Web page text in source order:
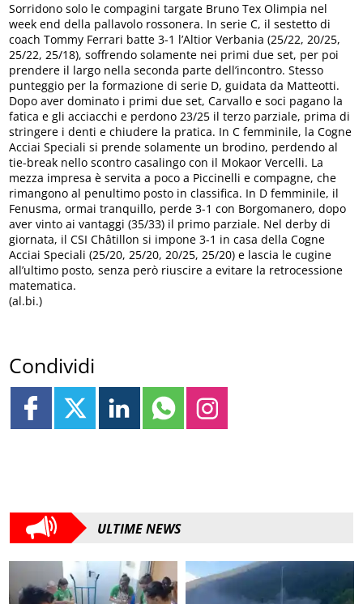
Sorridono solo le compagini targate Bruno Tex Olimpia nel
week end della pallavolo rossonera. In serie C, il sestetto di
coach Tommy Ferrari batte 3-1 l’Altior Verbania (25/22, 20/25,
25/22, 25/18), soffrendo solamente nei primi due set, per poi
prendere il largo nella seconda parte dell’incontro. Stesso
punteggio per la formazione di serie D, guidata da Matteotti.
Dopo aver dominato i primi due set, Carvallo e soci pagano la
fatica e gli acciacchi e perdono 23/25 il terzo parziale, prima di
stringere i denti e chiudere la pratica. In C femminile, la Cogne
Acciai Speciali si prende solamente un brodino, perdendo al
tie-break nello scontro casalingo con il Mokaor Vercelli. La
mezza impresa è servita a poco a Piccinelli e compagne, che
rimangono al penultimo posto in classifica. In D femminile, il
Fenusma, ormai tranquillo, perde 3-1 con Borgomanero, dopo
aver vinto ai vantaggi (35/33) il primo parziale. Nel derby di
giornata, il CSI Châtillon si impone 3-1 in casa della Cogne
Acciai Speciali (25/20, 25/20, 20/25, 25/20) e lascia le cugine
all’ultimo posto, senza però riuscire a evitare la retrocessione
matematica.
(al.bi.)
Condividi
ULTIME NEWS